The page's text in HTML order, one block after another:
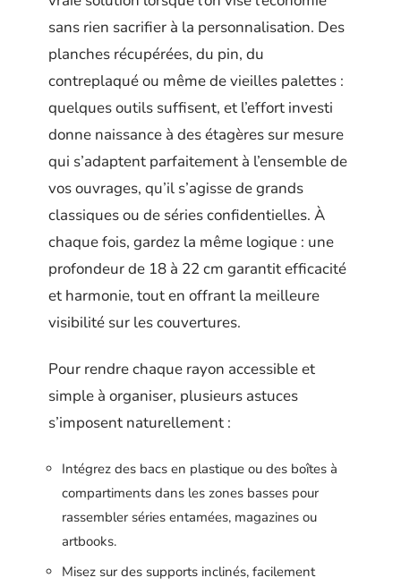
sans rien sacrifier à la personnalisation. Des
planches récupérées, du pin, du
contreplaqué ou même de vieilles palettes :
quelques outils suffisent, et l’effort investi
donne naissance à des étagères sur mesure
qui s’adaptent parfaitement à l’ensemble de
vos ouvrages, qu’il s’agisse de grands
classiques ou de séries confidentielles. À
chaque fois, gardez la même logique : une
profondeur de 18 à 22 cm garantit efficacité
et harmonie, tout en offrant la meilleure
visibilité sur les couvertures.
Pour rendre chaque rayon accessible et
simple à organiser, plusieurs astuces
s’imposent naturellement :
Intégrez des bacs en plastique ou des boîtes à
compartiments dans les zones basses pour
rassembler séries entamées, magazines ou
artbooks.
Misez sur des supports inclinés, facilement